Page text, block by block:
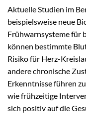
Aktuelle Studien im
beispielsweise neue
Frühwarnsysteme für
können bestimmte
Risiko für Herz-
andere chronische
Erkenntnisse führen
wie frühzeitige
sich positiv auf die